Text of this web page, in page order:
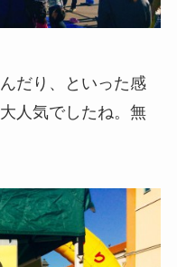
だり、といった感
人気でしたね。無